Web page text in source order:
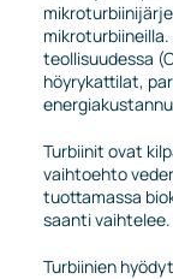
teollisuudessa
höyrykattilat,
Turbiinit ovat
vaihtoehto
tuottamassa
saanti vaihtelee.
Turbiinien